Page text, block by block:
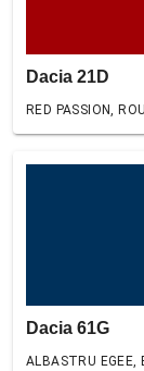
Dacia 21D
RED PASSION,
Dacia 61G
ALBASTRU EGEE,